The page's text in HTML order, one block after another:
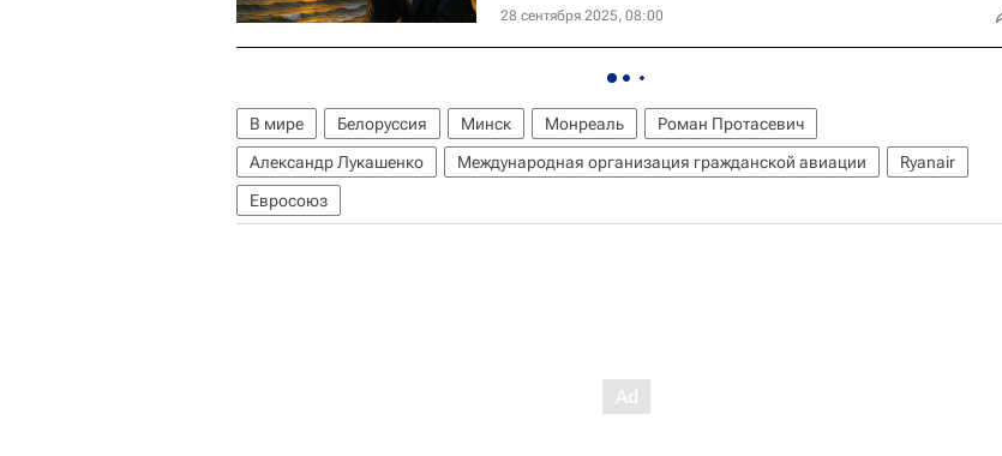
28 сентября 2025, 08:00
В мире Белоруссия Минск Монреаль
Роман Протасевич
Александр Лукашенко
Международная организация гражданской авиации
Ryanair
Евросоюз